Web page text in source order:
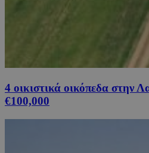
4 οικιστικά οικόπεδα στην
€100,000